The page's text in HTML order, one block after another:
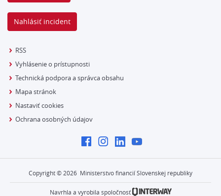
Nahlásiť incident
RSS
Vyhlásenie o prístupnosti
Technická podpora a správca obsahu
Mapa stránok
Nastaviť cookies
Ochrana osobných údajov
Copyright © 2026 Ministerstvo financií Slovenskej republiky
Navrhla a vyrobila spoločnosť